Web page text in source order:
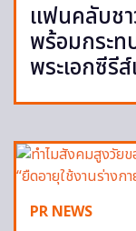
แฟนคลับชา
พร้อมกระท
พระเอกซีรี
PR NEWS